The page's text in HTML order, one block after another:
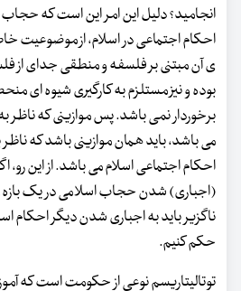
انجامید؟ دلیل این امر این است که
احکام اجتماعی در اسلام، از موضوعیت
ی آن مبتنی بر فلسفه و منطقی جدای از
بوده و نیز مستلزم به کارگیری شیوه ای
برخوردار نمی باشد. پس موازینی که
می باشد، باید همان موازینی باشد که
احکام اجتماعی اسلام می باشد. از این رو،
(اجباری) شدن حجاب اسلامی در یک بازه
ناگزیر باید به اجباری شدن دیگر احکام
حکم کنیم.
توتالیتاریسم نوعی از حکومت است که